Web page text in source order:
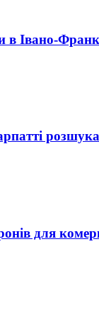
в Івано-
для